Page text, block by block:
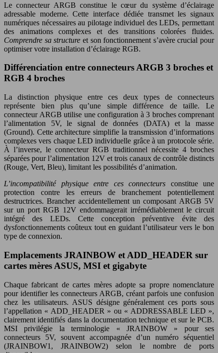
Le connecteur ARGB constitue le cœur du système d’éclairage
adressable moderne. Cette interface dédiée transmet les signaux
numériques nécessaires au pilotage individuel des LEDs, permettant
des animations complexes et des transitions colorées fluides.
Comprendre sa structure et son fonctionnement s’avère crucial pour
optimiser votre installation d’éclairage RGB.
Différenciation entre connecteurs ARGB 3 broches et
RGB 4 broches
La distinction physique entre ces deux types de connecteurs
représente bien plus qu’une simple différence de taille. Le
connecteur ARGB utilise une configuration à 3 broches comprenant
l’alimentation 5V, le signal de données (DATA) et la masse
(Ground). Cette architecture simplifie la transmission d’informations
complexes vers chaque LED individuelle grâce à un protocole série.
À l’inverse, le connecteur RGB traditionnel nécessite 4 broches
séparées pour l’alimentation 12V et trois canaux de contrôle distincts
(Rouge, Vert, Bleu), limitant les possibilités d’animation.
L’incompatibilité physique entre ces connecteurs constitue une
protection contre les erreurs de branchement potentiellement
destructrices. Brancher accidentellement un composant ARGB 5V
sur un port RGB 12V endommagerait irrémédiablement le circuit
intégré des LEDs. Cette conception préventive évite des
dysfonctionnements coûteux tout en guidant l’utilisateur vers le bon
type de connexion.
Emplacements JRAINBOW et ADD_HEADER sur
cartes mères ASUS, MSI et gigabyte
Chaque fabricant de cartes mères adopte sa propre nomenclature
pour identifier les connecteurs ARGB, créant parfois une confusion
chez les utilisateurs. ASUS désigne généralement ces ports sous
l’appellation « ADD_HEADER » ou « ADDRESSABLE LED »,
clairement identifiés dans la documentation technique et sur le PCB.
MSI privilégie la terminologie « JRAINBOW » pour ses
connecteurs 5V, souvent accompagnée d’un numéro séquentiel
(JRAINBOW1, JRAINBOW2) selon le nombre de ports